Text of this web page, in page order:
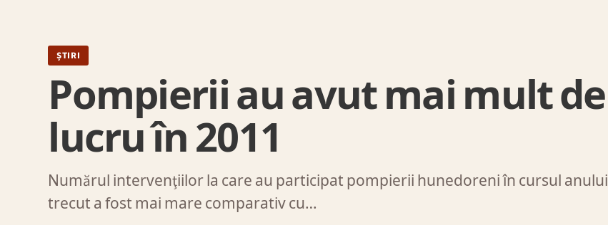
ȘTIRI
Pompierii au avut mai mult de
lucru în 2011
Numărul intervenţiilor la care au participat pompierii hunedoreni în cursul anului
trecut a fost mai mare comparativ cu…